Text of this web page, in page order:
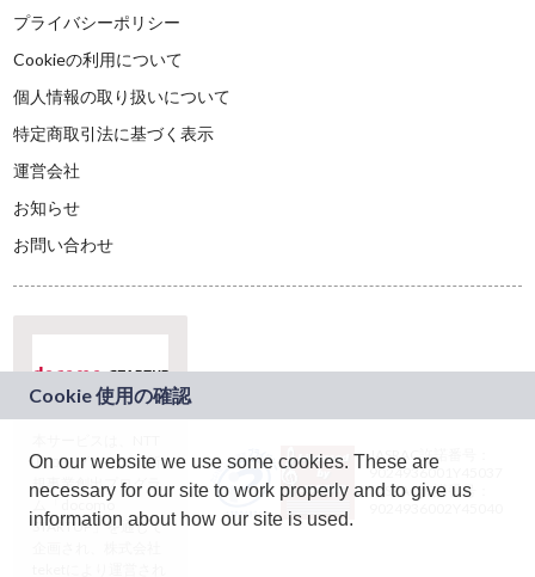
プライバシーポリシー
Cookieの利用について
個人情報の取り扱いについて
特定商取引法に基づく表示
運営会社
お知らせ
お問い合わせ
ドコモグループの新
規事業創出プログラ
ム「docomo
STARTUP」を通じて
JASRAC許諾番号：
9024936001Y45037
JASRAC許諾番号：
On our website we use some cookies. These are
necessary for our site to work properly and to give us
information about how our site is used.